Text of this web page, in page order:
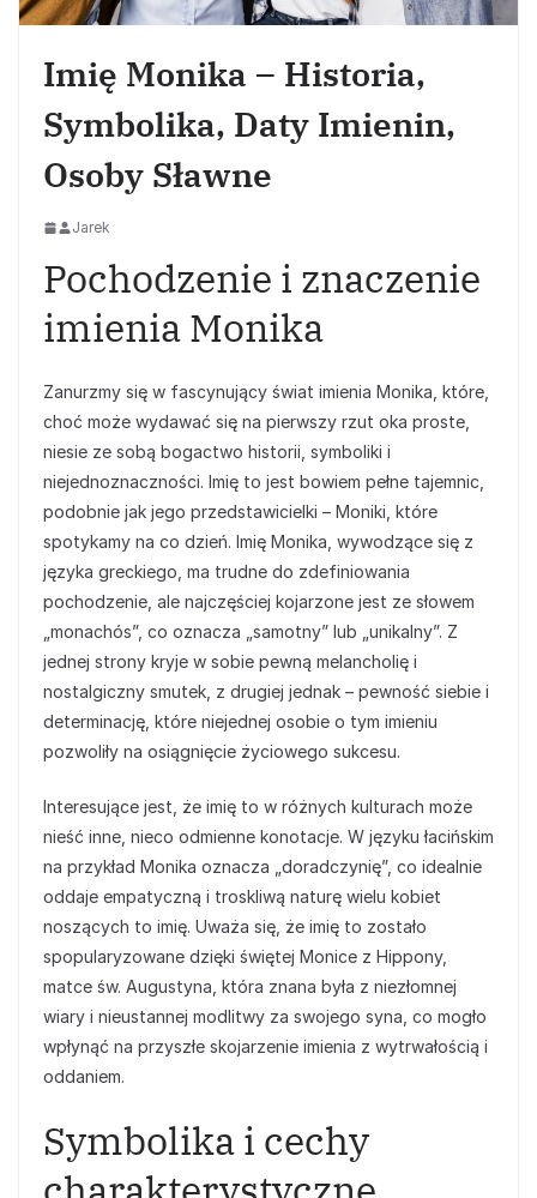
Imię Monika – Historia,
Symbolika, Daty Imienin,
Osoby Sławne
Jarek
Pochodzenie i znaczenie
imienia Monika
Zanurzmy się w fascynujący świat imienia Monika, które,
choć może wydawać się na pierwszy rzut oka proste,
niesie ze sobą bogactwo historii, symboliki i
niejednoznaczności. Imię to jest bowiem pełne tajemnic,
podobnie jak jego przedstawicielki – Moniki, które
spotykamy na co dzień. Imię Monika, wywodzące się z
języka greckiego, ma trudne do zdefiniowania
pochodzenie, ale najczęściej kojarzone jest ze słowem
„monachós”, co oznacza „samotny” lub „unikalny”. Z
jednej strony kryje w sobie pewną melancholię i
nostalgiczny smutek, z drugiej jednak – pewność siebie i
determinację, które niejednej osobie o tym imieniu
pozwoliły na osiągnięcie życiowego sukcesu.
Interesujące jest, że imię to w różnych kulturach może
nieść inne, nieco odmienne konotacje. W języku łacińskim
na przykład Monika oznacza „doradczynię”, co idealnie
oddaje empatyczną i troskliwą naturę wielu kobiet
noszących to imię. Uważa się, że imię to zostało
spopularyzowane dzięki świętej Monice z Hippony,
matce św. Augustyna, która znana była z niezłomnej
wiary i nieustannej modlitwy za swojego syna, co mogło
wpłynąć na przyszłe skojarzenie imienia z wytrwałością i
oddaniem.
Symbolika i cechy